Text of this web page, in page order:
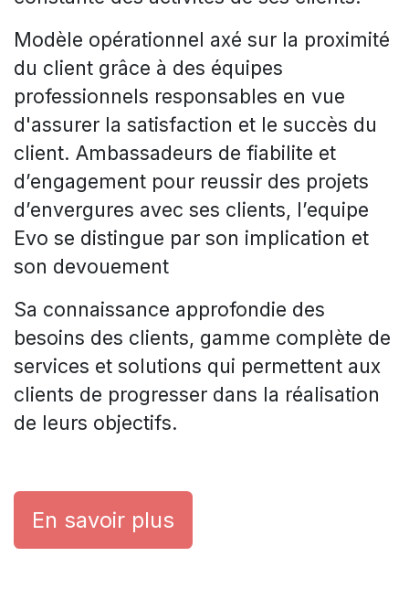
Modèle opérationnel axé sur la proximité
du client grâce à des équipes
professionnels responsables en vue
d'assurer la satisfaction et le succès du
client. Ambassadeurs de fiabilite et
d’engagement pour reussir des projets
d’envergures avec ses clients, l’equipe
Evo se distingue par son implication et
son devouement
Sa connaissance approfondie des
besoins des clients, gamme complète de
services et solutions qui permettent aux
clients de progresser dans la réalisation
de leurs objectifs.
En savoir plus